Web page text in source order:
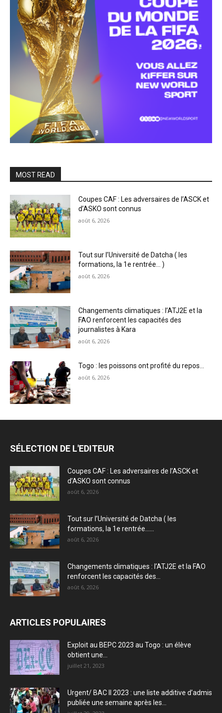
MOST READ
Coupes CAF : Les adversaires de l’ASCK et
d’ASKO sont connus
août 6, 2026
Tout sur l’Université de Datcha ( les
formations, la 1e rentrée… )
août 6, 2026
Changements climatiques : l’ATJ2E et la
FAO renforcent les capacités des
journalistes à Kara
août 6, 2026
Togo : les poissons ont profité du repos…
août 6, 2026
SÉLECTION DE L'EDITEUR
Coupes CAF : Les adversaires de l’ASCK et
d’ASKO sont connus
août 6, 2026
Tout sur l’Université de Datcha ( les
formations, la 1e rentrée…...
août 6, 2026
Changements climatiques : l’ATJ2E et la FAO
renforcent les capacités des...
août 6, 2026
ARTICLES POPULAIRES
Exploit au BEPC 2023 au Togo : un élève
obtient une...
juillet 21, 2023
Urgent/ BAC II 2023 : une liste additive d’admis
publiée une semaine après les...